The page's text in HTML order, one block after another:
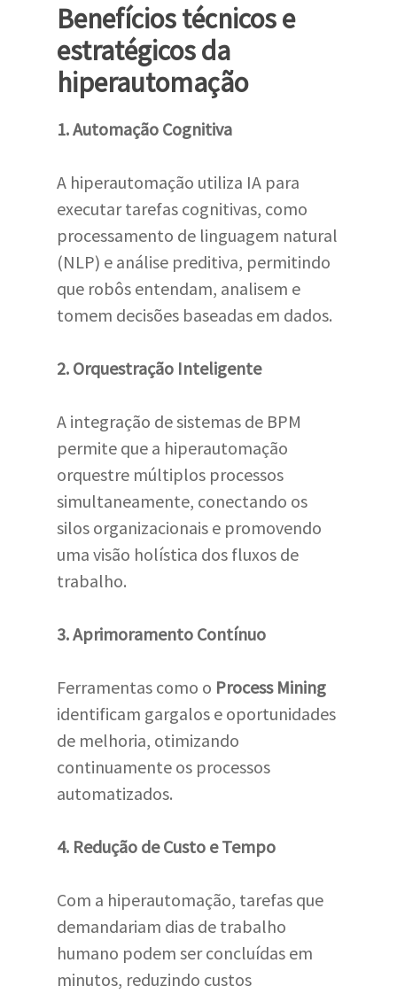
Benefícios técnicos e
estratégicos da
hiperautomação
1. Automação Cognitiva
A hiperautomação utiliza IA para
executar tarefas cognitivas, como
processamento de linguagem natural
(NLP) e análise preditiva, permitindo
que robôs entendam, analisem e
tomem decisões baseadas em dados.
2. Orquestração Inteligente
A integração de sistemas de BPM
permite que a hiperautomação
orquestre múltiplos processos
simultaneamente, conectando os
silos organizacionais e promovendo
uma visão holística dos fluxos de
trabalho.
3. Aprimoramento Contínuo
Ferramentas como o Process Mining
identificam gargalos e oportunidades
de melhoria, otimizando
continuamente os processos
automatizados.
4. Redução de Custo e Tempo
Com a hiperautomação, tarefas que
demandariam dias de trabalho
humano podem ser concluídas em
minutos, reduzindo custos